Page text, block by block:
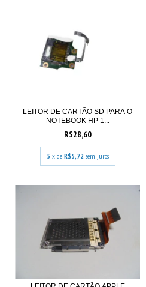
LEITOR DE CARTÃO SD PARA O
NOTEBOOK HP 1...
R$28,60
5 x de R$5,72 sem juros